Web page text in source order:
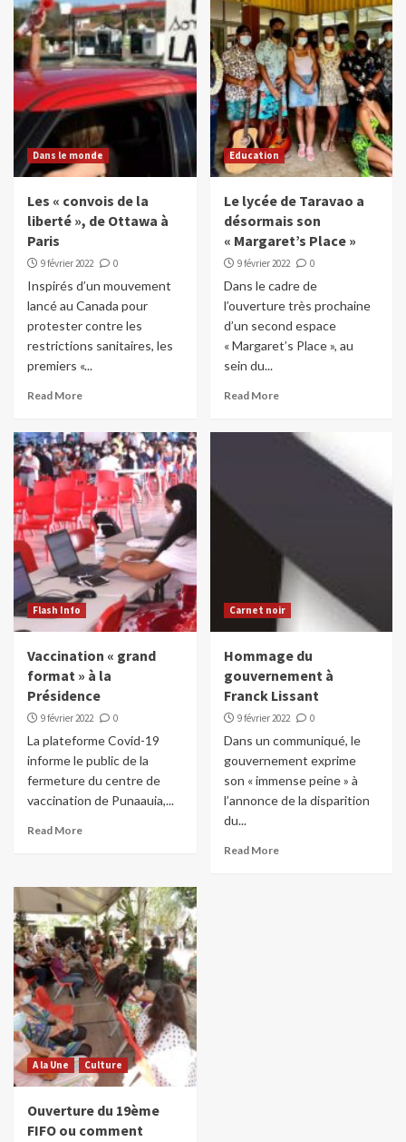
Dans le monde
Les « convois de la
liberté », de Ottawa à
Paris
9 février 2022 0
Inspirés d’un mouvement
lancé au Canada pour
protester contre les
restrictions sanitaires, les
premiers «...
Read More
Education
Le lycée de Taravao a
désormais son
« Margaret’s Place »
9 février 2022 0
Dans le cadre de
l’ouverture très prochaine
d’un second espace
« Margaret’s Place », au
sein du...
Read More
Flash Info
Vaccination « grand
format » à la
Présidence
9 février 2022 0
La plateforme Covid-19
informe le public de la
fermeture du centre de
vaccination de Punaauia,...
Read More
Carnet noir
Hommage du
gouvernement à
Franck Lissant
9 février 2022 0
Dans un communiqué, le
gouvernement exprime
son « immense peine » à
l’annonce de la disparition
du...
Read More
A la Une Culture
Ouverture du 19ème
FIFO ou comment